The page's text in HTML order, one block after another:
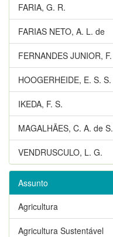
FARIA, G. R.
FARIAS NETO, A. L. de
FERNANDES JUNIOR, F.
HOOGERHEIDE, E. S. S.
IKEDA, F. S.
MAGALHÃES, C. A. de S.
VENDRUSCULO, L. G.
Assunto
Agricultura
Agricultura Sustentável